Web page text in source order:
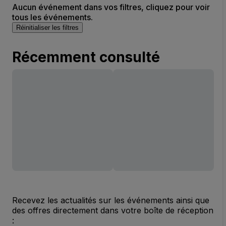
Aucun événement dans vos filtres, cliquez pour voir
tous les événements.
Réinitialiser les filtres
Récemment consulté
Recevez les actualités sur les événements ainsi que
des offres directement dans votre boîte de réception
: